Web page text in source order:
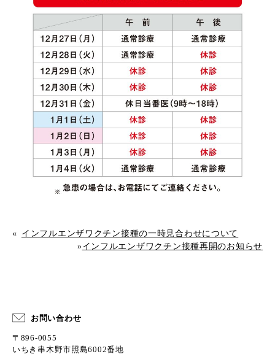
« インフルエンザワクチン接種の一時見合わせについて
»インフルエンザワクチン接種再開のお知らせ
お問い合わせ
〒896-0055
いちき串木野市照島6002番地